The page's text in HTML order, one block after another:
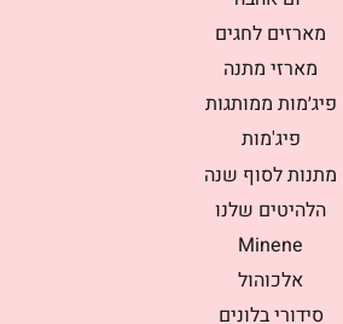
מארזים לחגים
מארזי מתנה
פיג׳מות ממותגות
פיג'מות
מתנות לסוף שנה
הלהיטים שלנו
Minene
אלכוהול
סידורי בלונים